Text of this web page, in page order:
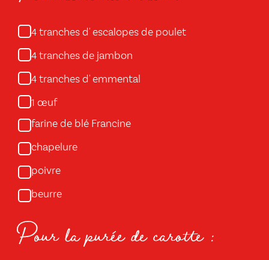
4 tranches d' escalopes de poulet
4 tranches de jambon
4 tranches d' emmental
1 œuf
farine de blé Francine
chapelure
poivre
beurre
Pour la purée de carotte :